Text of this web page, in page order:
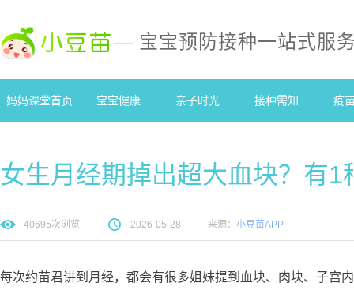
— 宝宝预防接种一站式服
妈妈课堂首页 宝宝健康 亲子时光 接种需知 疫
女生月经期掉出超大血块？有
40695次浏览 2026-05-28 来源： 小豆苗APP
每次约苗君讲到月经，都会有很多姐妹提到血块、肉块、子宫